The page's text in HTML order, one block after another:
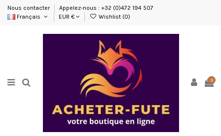
Nous contacter
Appelez-nous : +32 (0)472 194 507
Français
EUR € Wishlist (0)
0